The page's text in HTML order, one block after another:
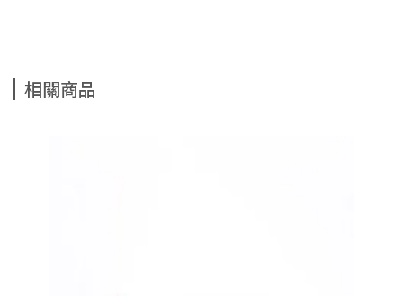
相關商品